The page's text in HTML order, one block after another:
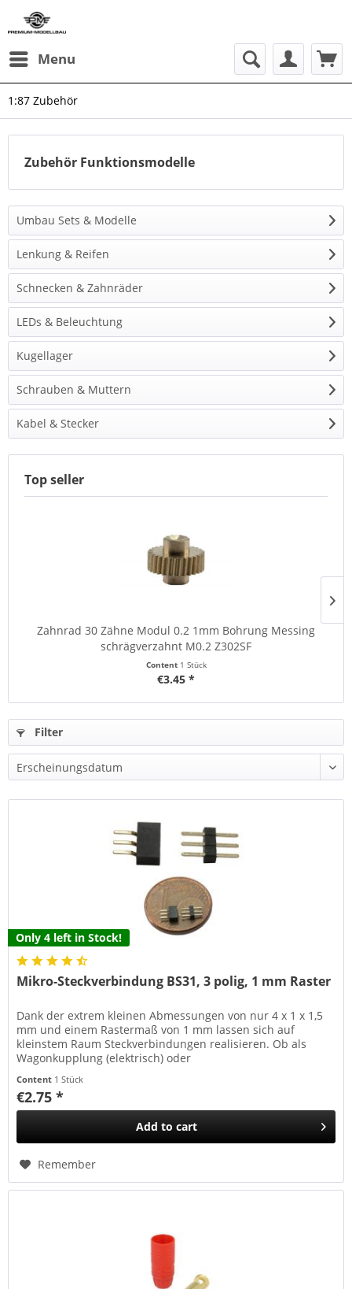
Menu
1:87 Zubehör
Zubehör Funktionsmodelle
Umbau Sets & Modelle
Lenkung & Reifen
Schnecken & Zahnräder
LEDs & Beleuchtung
Kugellager
Schrauben & Muttern
Kabel & Stecker
Top seller
Zahnrad 30 Zähne Modul 0.2 1mm Bohrung Messing
schrägverzahnt M0.2 Z302SF
Content 1 Stück
€3.45 *
Filter
Only 4 left in Stock!
Mikro-Steckverbindung BS31, 3 polig, 1 mm Raster
Dank der extrem kleinen Abmessungen von nur 4 x 1 x 1,5
mm und einem Rastermaß von 1 mm lassen sich auf
kleinstem Raum Steckverbindungen realisieren. Ob als
Wagonkupplung (elektrisch) oder
Content 1 Stück
€2.75 *
Add to cart
Remember